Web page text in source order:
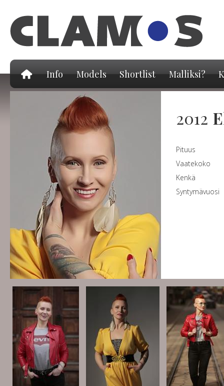
Info Models Shortlist Malliksi?
2012
Pituus
Vaatekoko
Kenkä
Syntymävuosi